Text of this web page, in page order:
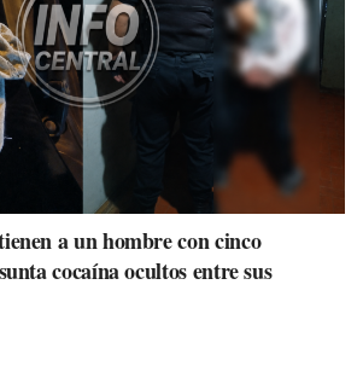
a un hombre con cinco
cocaína ocultos entre sus